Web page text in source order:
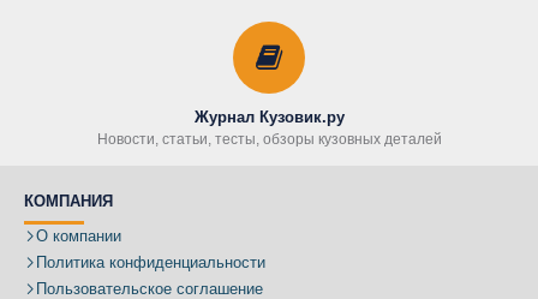
Журнал Кузовик.ру
Новости, статьи, тесты, обзоры кузовных деталей
КОМПАНИЯ
О компании
Политика конфиденциальности
Пользовательское соглашение